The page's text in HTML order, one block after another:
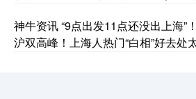
神牛资讯 “9点出发11点还没出上海”
沪双高峰！上海人热门“白相”好去处